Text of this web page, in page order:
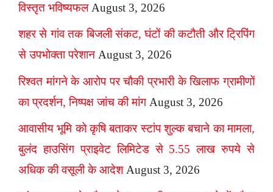
विस्तृत भविष्यफल August 3, 2026
शहर से गांव तक बिजली संकट, घंटों की कटौती और ट्रिपिंग
से उपभोक्ता परेशान August 3, 2026
रिश्वत मांगने के आरोप पर चौकी प्रभारी के खिलाफ ग्रामीणों
का प्रदर्शन, निष्पक्ष जांच की मांग August 3, 2026
आवासीय भूमि को कृषि बताकर स्टांप शुल्क बचाने का मामला,
बुलंद हाउसिंग प्राइवेट लिमिटेड से 5.55 लाख रुपये से
अधिक की वसूली के आदेश August 3, 2026